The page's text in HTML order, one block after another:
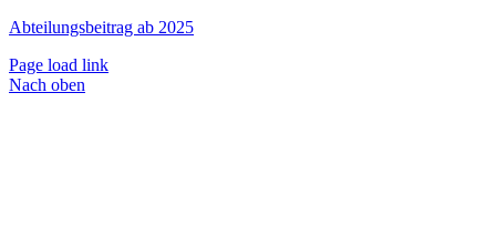
Abteilungsbeitrag ab 2025
Page load link
Nach oben